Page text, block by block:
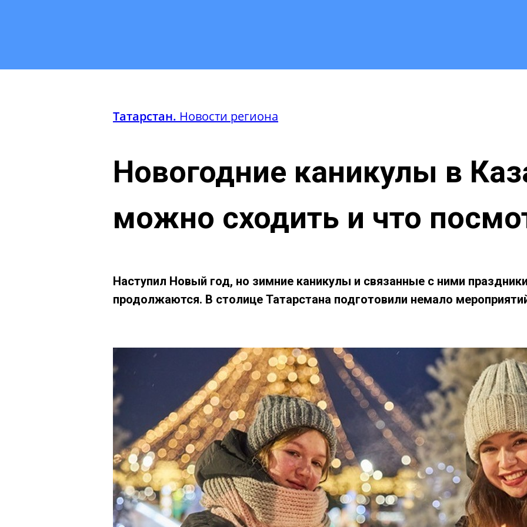
Татарстан. Новости региона
Новогодние каникулы в
можно сходить и что
Наступил Новый год, но зимние каникулы и связанные с ними
продолжаются. В столице Татарстана подготовили немало